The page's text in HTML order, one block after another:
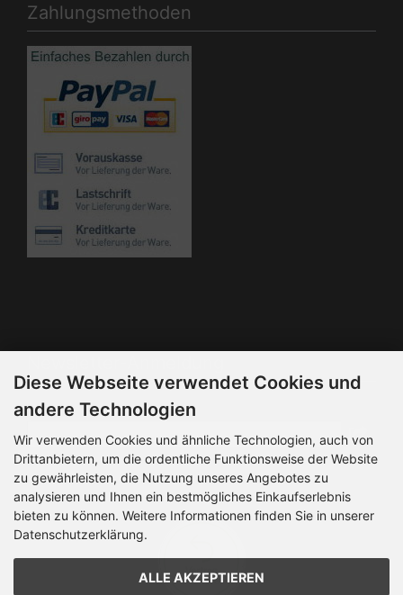
Zahlungsmethoden
Der Newsletter kann jederzeit hier oder in Ihrem Kundenkonto
abbestellt werden.
Diese Webseite verwendet Cookies und
andere Technologien
Wir verwenden Cookies und ähnliche Technologien, auch von
Drittanbietern, um die ordentliche Funktionsweise der Website
zu gewährleisten, die Nutzung unseres Angebotes zu
analysieren und Ihnen ein bestmögliches Einkaufserlebnis
bieten zu können. Weitere Informationen finden Sie in unserer
Datenschutzerklärung.
ALLE AKZEPTIEREN